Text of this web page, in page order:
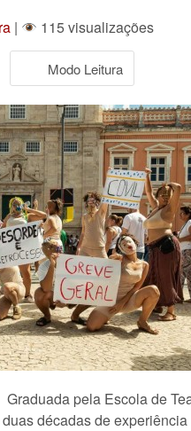
| 115 visualizações
Modo Leitura
pela Escola de
décadas de